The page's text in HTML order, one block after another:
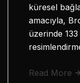
küresel
amacıyla,
üzerinde
Read More